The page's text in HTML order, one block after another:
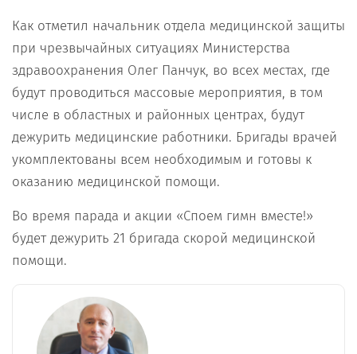
Как отметил начальник отдела медицинской защиты
при чрезвычайных ситуациях Министерства
здравоохранения Олег Панчук, во всех местах, где
будут проводиться массовые мероприятия, в том
числе в областных и районных центрах, будут
дежурить медицинские работники. Бригады врачей
укомплектованы всем необходимым и готовы к
оказанию медицинской помощи.
Во время парада и акции «Споем гимн вместе!»
будет дежурить 21 бригада скорой медицинской
помощи.